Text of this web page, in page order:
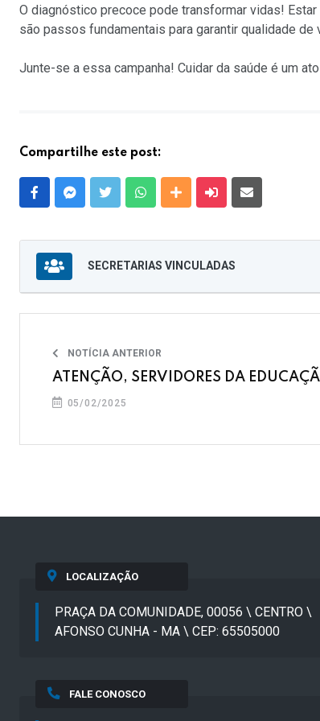
O diagnóstico precoce pode transformar vidas!
são passos fundamentais para garantir qualidade de
Junte-se a essa campanha! Cuidar da saúde é um
Compartilhe este post:
FacebookMessenger
Twitter WhatsappOutras MídiasEnviar para um
SECRETARIAS VINCULADAS
NOTÍCIA ANTERIOR
ATENÇÃO, SERVIDORES DA
05/02/2025
LOCALIZAÇÃO
PRAÇA DA COMUNIDADE, 00056 \ CENTRO \
AFONSO CUNHA - MA \ CEP: 65505000
FALE CONOSCO